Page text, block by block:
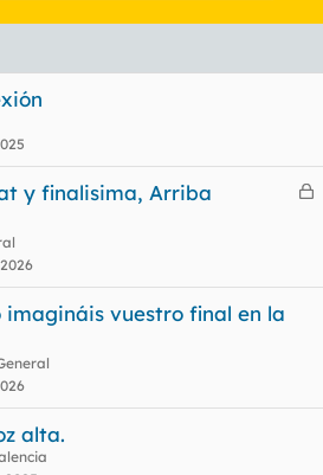
C
a
y finalisima, Arriba
imagináis vuestro final en la
alta.